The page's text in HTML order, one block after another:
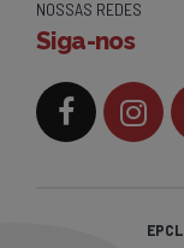
NOSSAS REDES
Siga-nos
EPCL